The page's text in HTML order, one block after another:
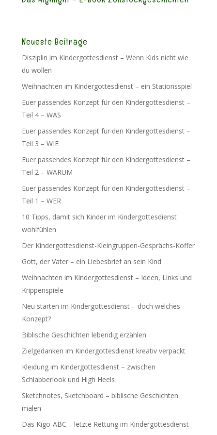
Neueste Beiträge
Disziplin im Kindergottesdienst – Wenn Kids nicht wie
du wollen
Weihnachten im Kindergottesdienst – ein Stationsspiel
Euer passendes Konzept für den Kindergottesdienst –
Teil 4 – WAS
Euer passendes Konzept für den Kindergottesdienst –
Teil 3 – WIE
Euer passendes Konzept für den Kindergottesdienst –
Teil 2 – WARUM
Euer passendes Konzept für den Kindergottesdienst –
Teil 1 – WER
10 Tipps, damit sich Kinder im Kindergottesdienst
wohlfühlen
Der Kindergottesdienst-Kleingruppen-Gesprächs-Koffer
Gott, der Vater – ein Liebesbrief an sein Kind
Weihnachten im Kindergottesdienst – Ideen, Links und
Krippenspiele
Neu starten im Kindergottesdienst – doch welches
Konzept?
Biblische Geschichten lebendig erzählen
Zielgedanken im Kindergottesdienst kreativ verpackt
Kleidung im Kindergottesdienst – zwischen
Schlabberlook und High Heels
Sketchnotes, Sketchboard – biblische Geschichten
malen
Das Kigo-ABC – letzte Rettung im Kindergottesdienst